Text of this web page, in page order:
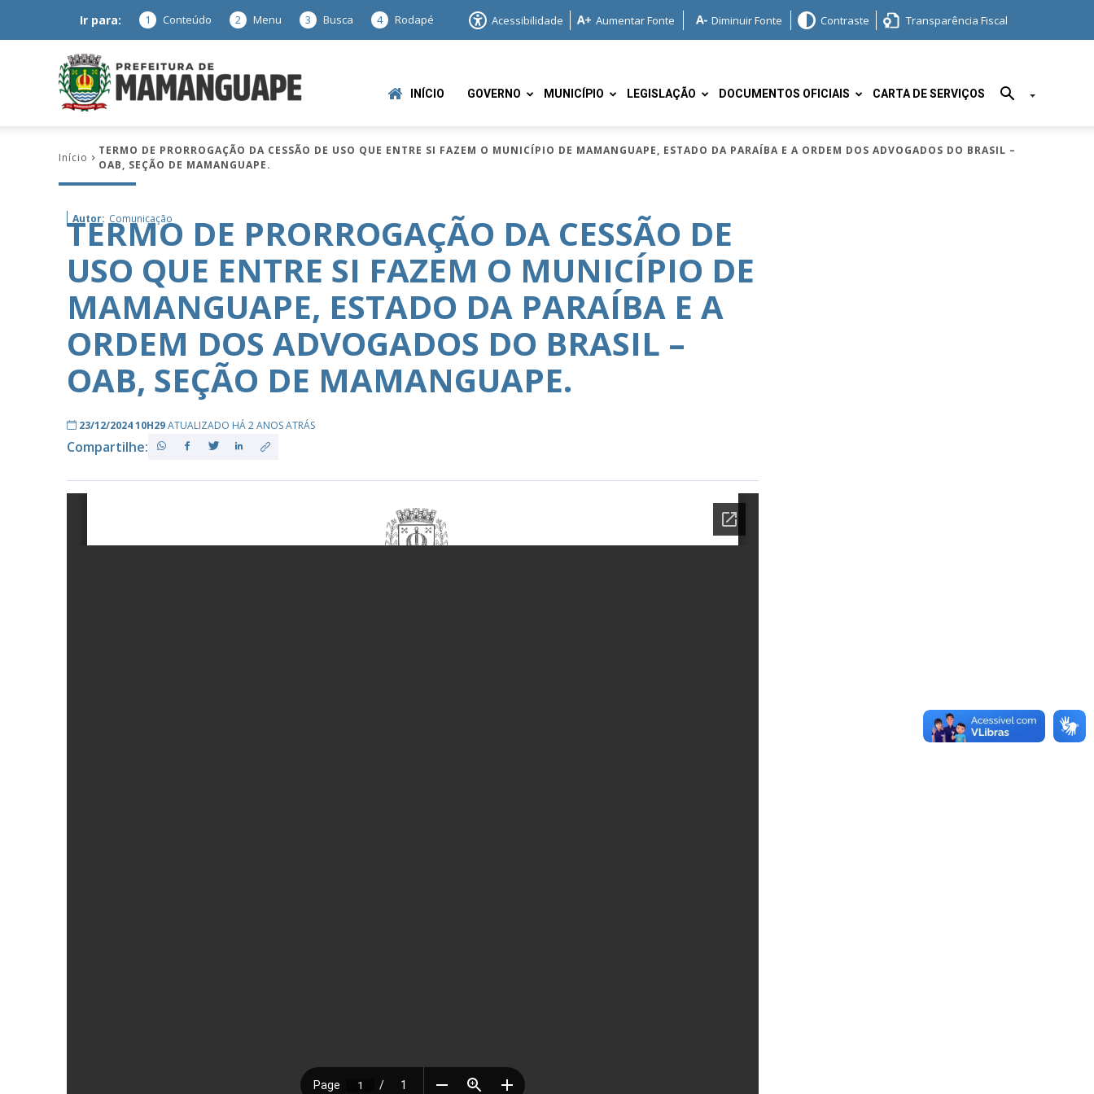
Ir para: 1 Conteúdo 2 Menu 3 Busca 4 Rodapé Acessibilidade Aumentar Fonte Diminuir Fonte Contraste Transparência Fiscal
–
PB
INÍCIO GOVERNO MUNICÍPIO LEGISLAÇÃO DOCUMENTOS OFICIAIS CARTA DE SERVIÇOS
Início
TERMO DE PRORROGAÇÃO DA CESSÃO DE USO QUE ENTRE SI FAZEM O MUNICÍPIO DE MAMANGUAPE, ESTADO DA PARAÍBA E A ORDEM DOS ADVOGADOS DO BRASIL –
OAB, SEÇÃO DE MAMANGUAPE.
Autor: Comunicação
TERMO DE PRORROGAÇÃO DA CESSÃO DE
USO QUE ENTRE SI FAZEM O MUNICÍPIO DE
MAMANGUAPE, ESTADO DA PARAÍBA E A
ORDEM DOS ADVOGADOS DO BRASIL –
OAB, SEÇÃO DE MAMANGUAPE.
23/12/2024 10H29ATUALIZADO HÁ 2 ANOS ATRÁS
Compartilhe: